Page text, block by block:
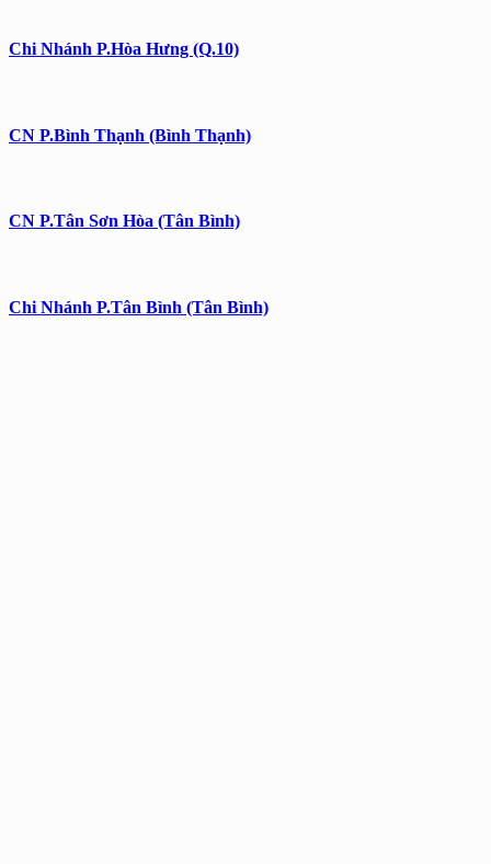
Chi Nhánh P.Hòa Hưng (Q.10)
CN P.Bình Thạnh (Bình Thạnh)
CN P.Tân Sơn Hòa (Tân Bình)
Chi Nhánh P.Tân Bình (Tân Bình)